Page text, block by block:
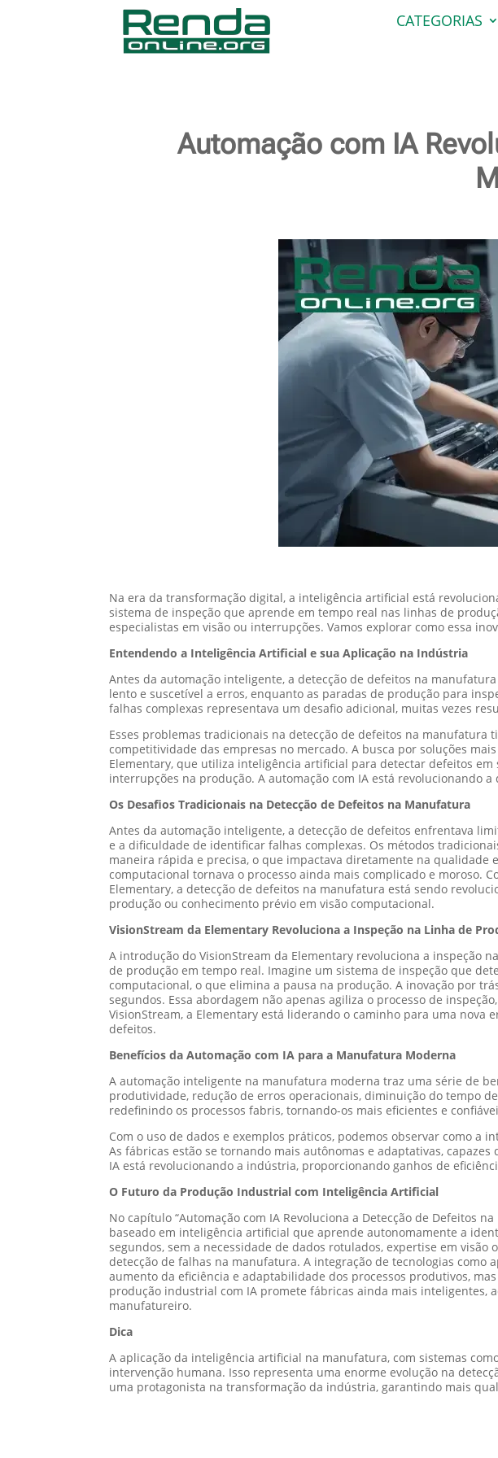
CATEGORIAS
Automação com IA
Na era da transformação digital, a inteligência artificial está
sistema de inspeção que aprende em tempo real nas linhas de
especialistas em visão ou interrupções. Vamos explorar como essa
Entendendo a Inteligência Artificial e sua Aplicação na Indústria
Antes da automação inteligente, a detecção de defeitos na
lento e suscetível a erros, enquanto as paradas de produção para
falhas complexas representava um desafio adicional, muitas vezes
Esses problemas tradicionais na detecção de defeitos na
competitividade das empresas no mercado. A busca por soluções
Elementary, que utiliza inteligência artificial para detectar defeitos
interrupções na produção. A automação com IA está revolucionando
Os Desafios Tradicionais na Detecção de Defeitos na Manufatura
Antes da automação inteligente, a detecção de defeitos enfrentava
e a dificuldade de identificar falhas complexas. Os métodos
maneira rápida e precisa, o que impactava diretamente na qualidade
computacional tornava o processo ainda mais complicado e moroso.
Elementary, a detecção de defeitos na manufatura está sendo
produção ou conhecimento prévio em visão computacional.
VisionStream da Elementary Revoluciona a Inspeção na Linha de
A introdução do VisionStream da Elementary revoluciona a
de produção em tempo real. Imagine um sistema de inspeção que
computacional, o que elimina a pausa na produção. A inovação por
segundos. Essa abordagem não apenas agiliza o processo de
VisionStream, a Elementary está liderando o caminho para uma nova
defeitos.
Benefícios da Automação com IA para a Manufatura Moderna
A automação inteligente na manufatura moderna traz uma série de
produtividade, redução de erros operacionais, diminuição do tempo
redefinindo os processos fabris, tornando-os mais eficientes e
Com o uso de dados e exemplos práticos, podemos observar como
As fábricas estão se tornando mais autônomas e adaptativas,
IA está revolucionando a indústria, proporcionando ganhos de
O Futuro da Produção Industrial com Inteligência Artificial
No capítulo “Automação com IA Revoluciona a Detecção de Defeitos
baseado em inteligência artificial que aprende autonomamente a
segundos, sem a necessidade de dados rotulados, expertise em
detecção de falhas na manufatura. A integração de tecnologias
aumento da eficiência e adaptabilidade dos processos produtivos,
produção industrial com IA promete fábricas ainda mais inteligentes,
manufatureiro.
Dica
A aplicação da inteligência artificial na manufatura, com sistemas
intervenção humana. Isso representa uma enorme evolução na
uma protagonista na transformação da indústria, garantindo mais